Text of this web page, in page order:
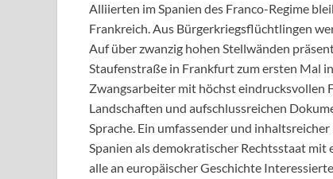
Alliierten im Spanien des Franco-Regime
Frankreich. Aus Bürgerkriegsflüchtlingen
Auf über zwanzig hohen Stellwänden
Staufenstraße in Frankfurt zum ersten Mal
Zwangsarbeiter mit höchst eindrucksvollen
Landschaften und aufschlussreichen
Sprache. Ein umfassender und
Spanien als demokratischer Rechtsstaat
alle an europäischer Geschichte